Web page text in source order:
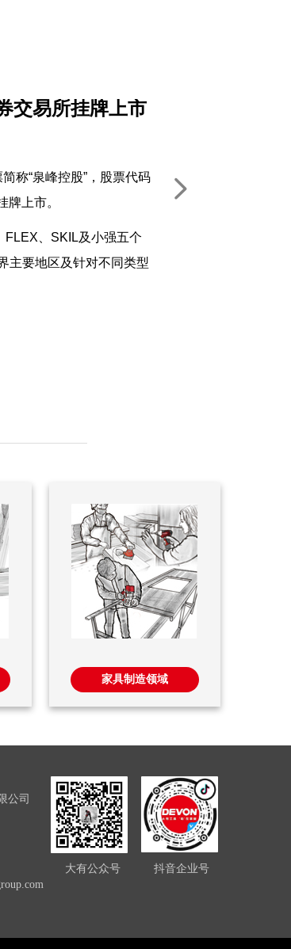
家具制造领域
称“泉峰控股”，股票代码
牌上市。
、SKIL及小强五个
主要地区及针对不同类型
交易所挂牌上市
넲
公司
大有公众号 抖音企业号